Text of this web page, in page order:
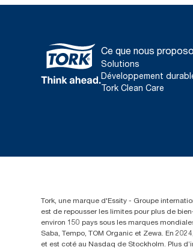
Ce que nous
Solutions
Développement
Tork Clean Care
Tork, une marque d'Essity - Groupe
est de repousser les limites pour plus de
environ 150 pays sous les marques
Saba, Tempo, TOM Organic et Zewa. En
et est coté au Nasdaq de Stockholm. Plus